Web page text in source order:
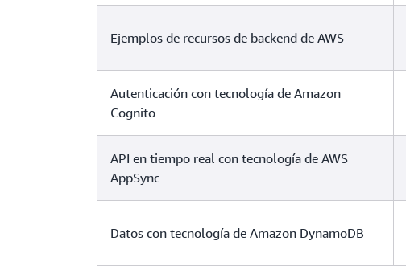
Ejemplos de recursos de backend de AWS
Autenticación con tecnología de Amazon
Cognito
API en tiempo real con tecnología de AWS
AppSync
Datos con tecnología de Amazon DynamoDB